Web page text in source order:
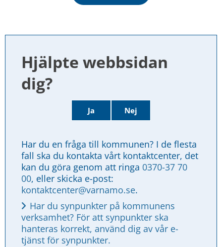
Hjälpte webbsidan
dig?
Ja Nej
Har du en fråga till kommunen? I de flesta
fall ska du kontakta vårt kontaktcenter, det
kan du göra genom att ringa 0370-37 70
00
kontaktcenter@varnamo.se.
Har du synpunkter på kommunens
verksamhet? För att synpunkter ska
hanteras korrekt, använd dig av vår e-
tjänst för synpunkter.